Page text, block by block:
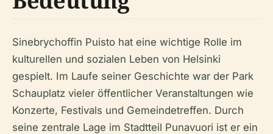
Sinebrychoffin Puisto hat eine wichtige Rolle im
kulturellen und sozialen Leben von Helsinki
gespielt. Im Laufe seiner Geschichte war der Park
Schauplatz vieler öffentlicher Veranstaltungen wie
Konzerte, Festivals und Gemeindetreffen. Durch
seine zentrale Lage im Stadtteil Punavuori ist er ein